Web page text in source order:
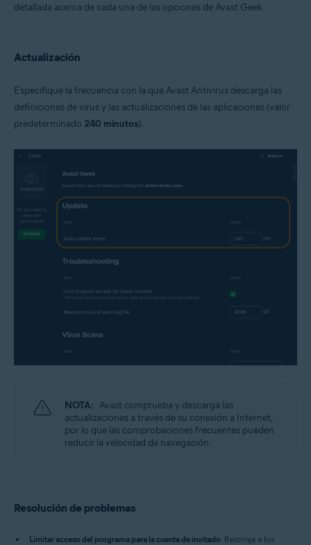
detallada acerca de cada una de las opciones de Avast Geek.
Actualización
Especifique la frecuencia con la que Avast Antivirus descarga las
definiciones de virus y las actualizaciones de las aplicaciones (valor
predeterminado 240 minutos).
NOTA: Avast comprueba y descarga las
actualizaciones a través de su conexión a Internet,
por lo que las comprobaciones frecuentes pueden
reducir la velocidad de navegación.
Resolución de problemas
Limitar acceso del programa para la cuenta de invitado: Restrinja a los